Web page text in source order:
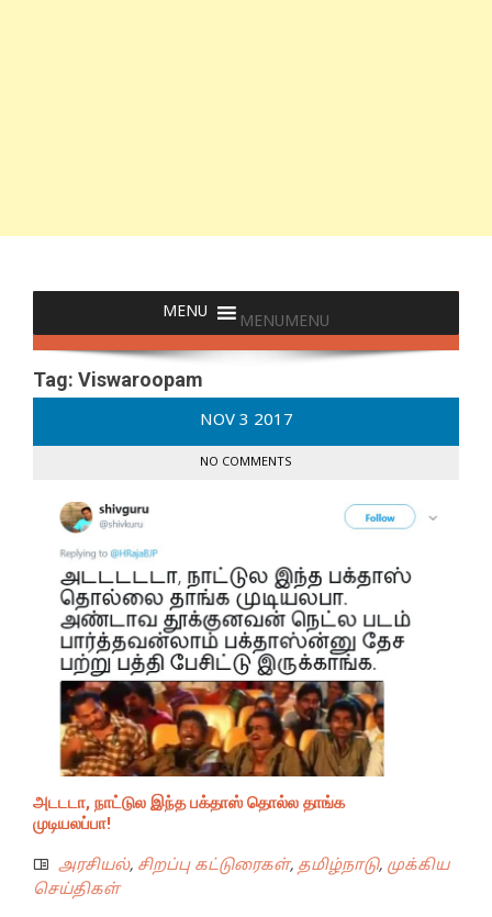
MENUMENU
Tag: Viswaroopam
NOV 3 2017
NO COMMENTS
அடடடா, நாட்டுல இந்த பக்தாஸ் தொல்ல தாங்க
முடியலப்பா!
அரசியல், சிறப்பு கட்டுரைகள், தமிழ்நாடு, முக்கிய
செய்திகள்